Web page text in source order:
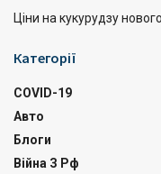
Ціни на кукурудзу
Категорії
COVID-19
Авто
Блоги
Війна З Рф